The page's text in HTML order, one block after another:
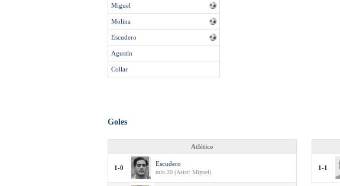
Miguel
Molina
Escudero
Agustín
Collar
Goles
Atlético
1-0
Escudero
min.20 (Asist: Miguel)
1-1